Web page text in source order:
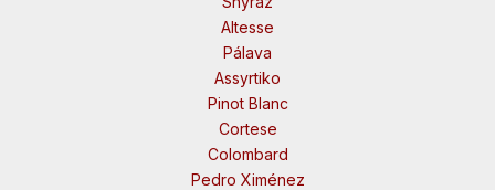
Altesse
Pálava
Assyrtiko
Pinot Blanc
Cortese
Colombard
Pedro Ximénez